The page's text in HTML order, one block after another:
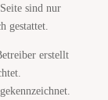
sind nur
gestattet.
erstellt